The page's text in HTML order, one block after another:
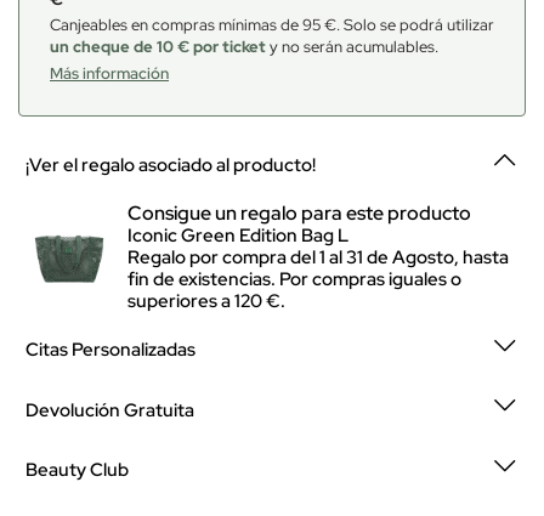
Canjeables en compras mínimas de 95 €. Solo se podrá utilizar
un cheque de 10 € por tickety no serán acumulables.
Más información
¡Ver el regalo asociado al producto!
Consigue un regalo para este producto
Iconic Green Edition Bag L
Regalo por compra del 1 al 31 de Agosto, hasta
fin de existencias. Por compras iguales o
superiores a 120 €.
Citas Personalizadas
Devolución Gratuita
Beauty Club